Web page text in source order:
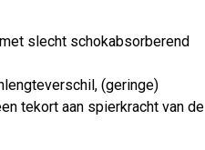
slecht schokabsorberend
(geringe)
tekort aan spierkracht van de